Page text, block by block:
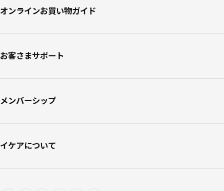
オンラインお買い物ガイド
お客さまサポート
メンバーシップ
イケアについて